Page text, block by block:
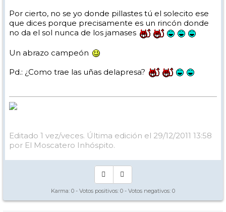
Por cierto, no se yo donde pillastes tú el solecito ese
que dices porque precisamente es un rincón donde
no da el sol nunca de los jamases
Un abrazo campeón
Pd.: ¿Como trae las uñas delapresa?
Editado 1 vez/veces. Última edición el 29/12/2011 13:58
por El Moscatero Inhóspito.
Karma: 0 - Votos positivos: 0 - Votos negativos: 0